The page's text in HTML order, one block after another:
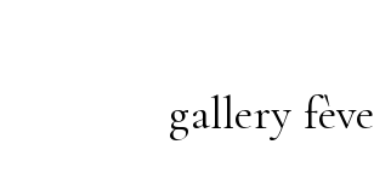
gallery fève